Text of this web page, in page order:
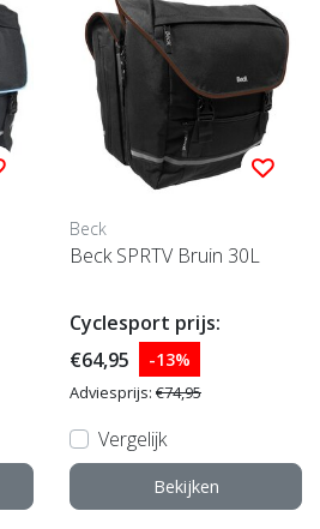
Beck
Beck SPRTV Bruin 30L
Cyclesport prijs:
€64,95
-13%
Adviesprijs: €74,95
Vergelijk
Bekijken